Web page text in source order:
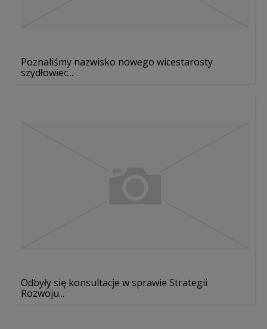
Poznaliśmy nazwisko nowego wicestarosty
szydłowiec...
Odbyły się konsultacje w sprawie Strategii
Rozwoju...